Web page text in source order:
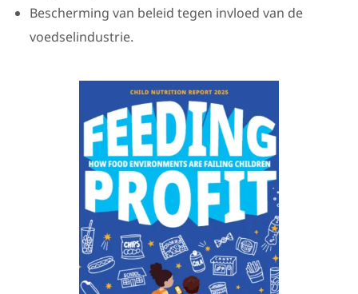
Bescherming van beleid tegen invloed van de
voedselindustrie.